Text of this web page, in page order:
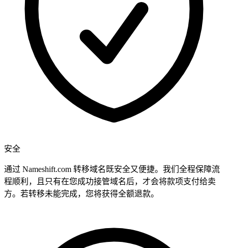
安全
通过 Nameshift.com 转移域名既安全又便捷。我们全程保障流
程顺利，且只有在您成功接管域名后，才会将款项支付给卖
方。若转移未能完成，您将获得全额退款。